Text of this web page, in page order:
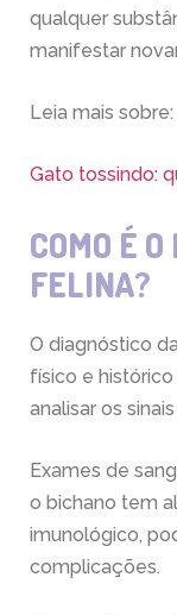
qualquer
manifestar
Leia mais sobre:
Gato tossindo:
COMO É
FELINA?
O diagnóstico
físico e
analisar os
Exames de
o bichano tem
imunológico,
complicações.